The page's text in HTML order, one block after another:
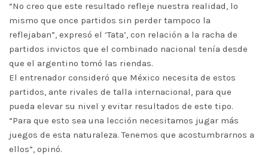
“No creo que este resultado refleje nuestra realidad, lo
mismo que once partidos sin perder tampoco la
reflejaban”, expresó el ‘Tata’, con relación a la racha de
partidos invictos que el combinado nacional tenía desde
que el argentino tomó las riendas.
El entrenador consideró que México necesita de estos
partidos, ante rivales de talla internacional, para que
pueda elevar su nivel y evitar resultados de este tipo.
“Para que esto sea una lección necesitamos jugar más
juegos de esta naturaleza. Tenemos que acostumbrarnos a
ellos”, opinó.